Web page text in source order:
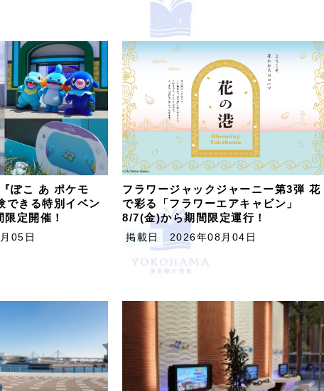
ぽこ あ ポケモ
できる特別イベン
定開催！
05日
フラワージャックジャーニー第3弾 花
で彩る「フラワーエアキャビン」
8/7(金)から期間限定運行！
掲載日 2026年08月04日